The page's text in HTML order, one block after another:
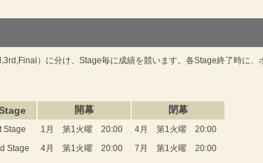
）に分け、Stage毎に成績を競います。各Stage終了時に、
開幕 閉幕
Stage 1月 第1火曜 20:00
4月 第1火曜 20:00
Stage
4月 第1火曜 20:00
7月 第1火曜 20:00